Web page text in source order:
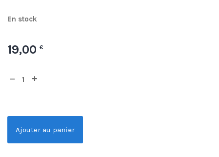
En stock
19,00 €
Ajouter au panier